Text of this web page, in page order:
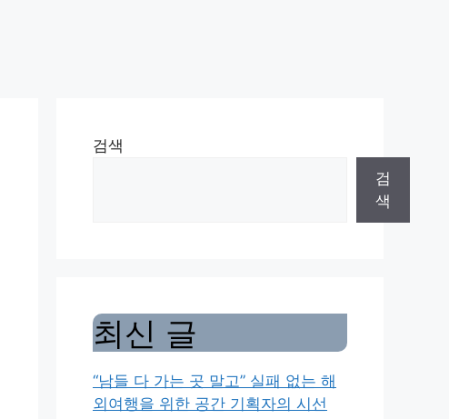
검색
검
색
최신 글
“남들 다 가는 곳 말고” 실패 없는 해
외여행을 위한 공간 기획자의 시선